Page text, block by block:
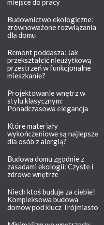
miejsce do pracy
Budownictwo ekologiczne:
zrównoważone rozwiązania
dla domu
Remont poddasza: Jak
przekształcić nieużytkową
przestrzeń w funkcjonalne
mieszkanie?
Projektowanie wnętrz w
stylu klasycznym:
Ponadczasowa elegancja
Które materiały
wykończeniowe są najlepsze
dla osób z alergią?
Budowa domu zgodnie z
zasadami ekologii: Czyste i
zdrowe wnętrze
Niech ktoś buduje za ciebie!
Kompleksowa budowa
domów pod klucz Trójmiasto